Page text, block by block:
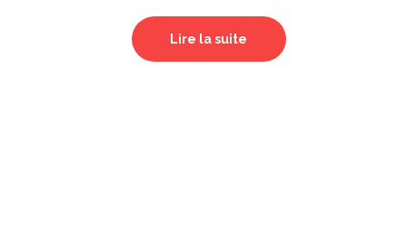
Lire la suite